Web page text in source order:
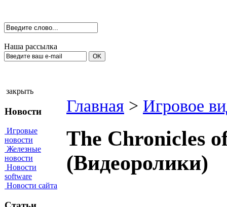
Наша рассылка
закрыть
Новости
Игровые
новости
Железные
новости
Новости
software
Новости сайта
Главная > Игровое
The Chronicles
(Видеоролики)